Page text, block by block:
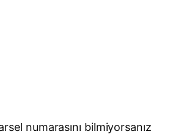
numarasını bilmiyorsanız